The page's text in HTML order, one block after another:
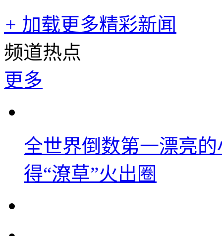
+ 加载更多精彩新闻
频道热点
更多
全世界倒数第一漂亮
得“潦草”火出圈